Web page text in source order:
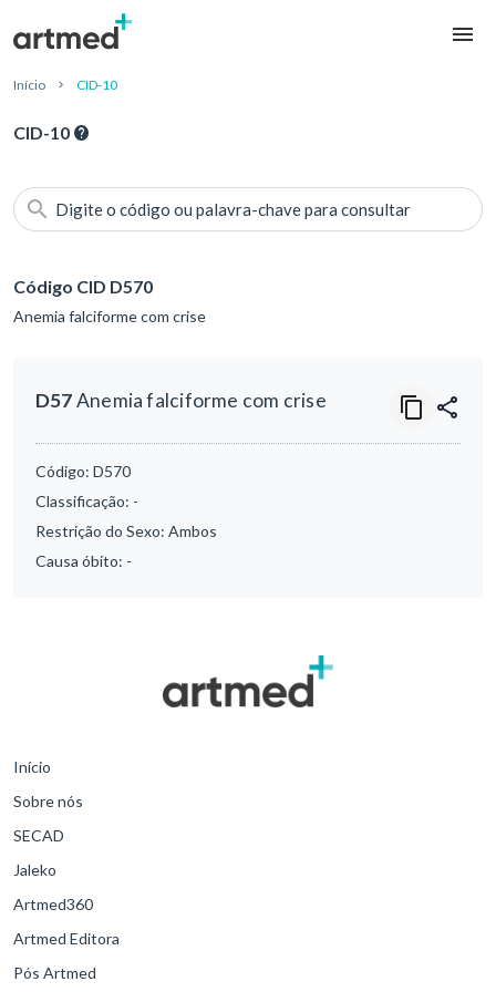
Início CID-10
CID-10
Digite o código ou palavra-chave para consultar
Código CID D570
Anemia falciforme com crise
D57Anemia falciforme com crise
Código: D570
Classificação: -
Restrição do Sexo: Ambos
Causa óbito: -
Início
Sobre nós
SECAD
Jaleko
Artmed360
Artmed Editora
Pós Artmed